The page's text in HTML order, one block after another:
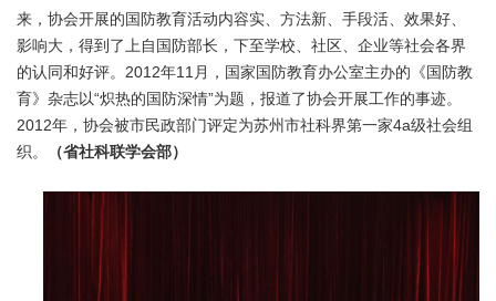
来，协会开展的国防教育活动内容实、方法新、手段活、效果好、
影响大，得到了上自国防部长，下至学校、社区、企业等社会各界
的认同和好评。2012年11月，国家国防教育办公室主办的《国防教
育》杂志以“炽热的国防深情”为题，报道了协会开展工作的事迹。
2012年，协会被市民政部门评定为苏州市社科界第一家4a级社会组
织。
（省社科联学会部）